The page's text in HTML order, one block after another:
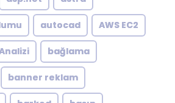
autocad AWS EC2
bağlama
banner reklam